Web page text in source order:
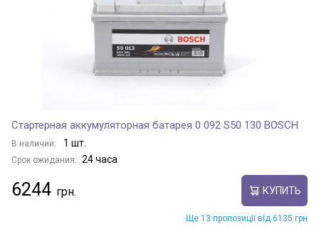
Стартерная аккумуляторная батарея 0 092 S50 130 BOSCH
В наличии: 1 шт.
Срок ожидания: 24 часа
6244 КУПИТЬ
Ще 13 пропозиції від 6135 грн